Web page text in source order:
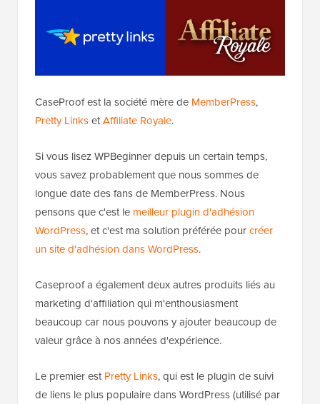
CaseProof est la société mère de MemberPress,
Pretty LinksetAffiliate Royale.
Si vous lisez WPBeginner depuis un certain temps,
vous savez probablement que nous sommes de
longue date des fans de MemberPress. Nous
pensons que c'est le meilleur plugin d'adhésion
WordPress, et c'est ma solution préférée pourcréer
un site d'adhésion dans WordPress.
Caseproof a également deux autres produits liés au
marketing d'affiliation qui m'enthousiasment
beaucoup car nous pouvons y ajouter beaucoup de
valeur grâce à nos années d'expérience.
Le premier estPretty Links, qui est le plugin de suivi
de liens le plus populaire dans WordPress (utilisé par